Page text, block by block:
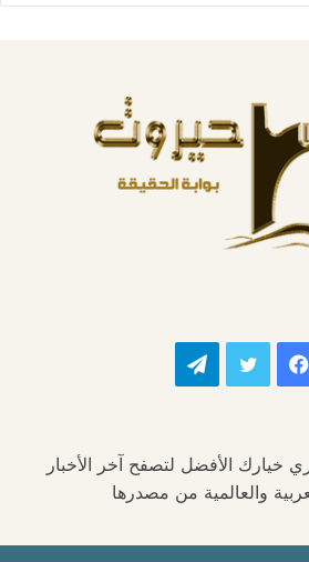
فيسبوك تويتر تيلقرام
خيارك الأفضل لتصفح آخر الأخبار
والعالمية من مصدرها